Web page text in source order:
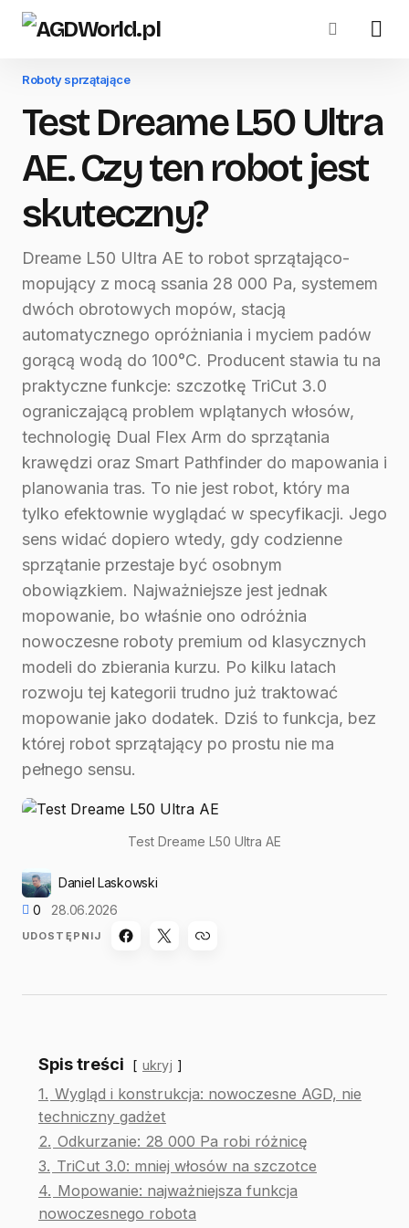
Roboty sprzątające
Test Dreame L50 Ultra
AE. Czy ten robot jest
skuteczny?
Dreame L50 Ultra AE to robot sprzątająco-
mopujący z mocą ssania 28 000 Pa, systemem
dwóch obrotowych mopów, stacją
automatycznego opróżniania i myciem padów
gorącą wodą do 100°C. Producent stawia tu na
praktyczne funkcje: szczotkę TriCut 3.0
ograniczającą problem wplątanych włosów,
technologię Dual Flex Arm do sprzątania
krawędzi oraz Smart Pathfinder do mapowania i
planowania tras. To nie jest robot, który ma
tylko efektownie wyglądać w specyfikacji. Jego
sens widać dopiero wtedy, gdy codzienne
sprzątanie przestaje być osobnym
obowiązkiem. Najważniejsze jest jednak
mopowanie, bo właśnie ono odróżnia
nowoczesne roboty premium od klasycznych
modeli do zbierania kurzu. Po kilku latach
rozwoju tej kategorii trudno już traktować
mopowanie jako dodatek. Dziś to funkcja, bez
której robot sprzątający po prostu nie ma
pełnego sensu.
Test Dreame L50 Ultra AE
Daniel Laskowski
0
28.06.2026
UDOSTĘPNIJ
Spis treści ukryj
1. Wygląd i konstrukcja: nowoczesne AGD, nie
techniczny gadżet
2. Odkurzanie: 28 000 Pa robi różnicę
3. TriCut 3.0: mniej włosów na szczotce
4. Mopowanie: najważniejsza funkcja
nowoczesnego robota